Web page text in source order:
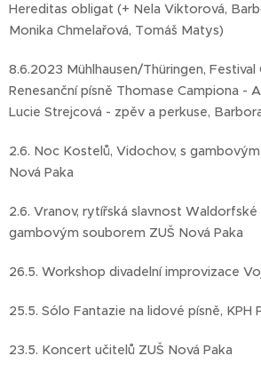
Hereditas obligat (+ Nela Viktorová,
Monika Chmelařová, Tomáš Matys)
8.6.2023 Mühlhausen/Thüringen, Festival
Renesanční písně Thomase Campiona -
Lucie Strejcová - zpěv a perkuse,
2.6. Noc Kostelů, Vidochov, s
Nová Paka
2.6. Vranov, rytířská slavnost Waldorfské
gambovým souborem ZUŠ Nová Paka
26.5. Workshop divadelní improvizace
25.5. Sólo Fantazie na lidové písně, KPH
23.5. Koncert učitelů ZUŠ Nová Paka